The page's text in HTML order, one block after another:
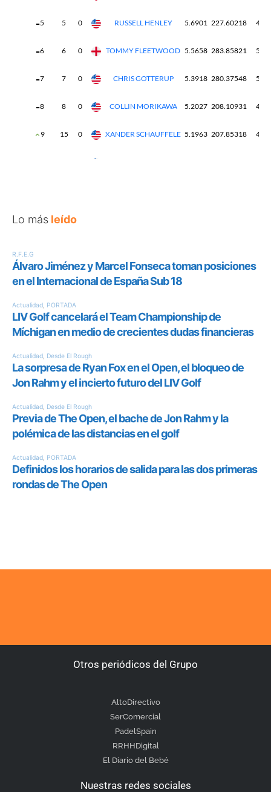
Lo más leído
Otros periódicos del Grupo
AltoDirectivo
SerComercial
PadelSpain
RRHHDigital
El Diario del Bebé
Nuestras redes sociales